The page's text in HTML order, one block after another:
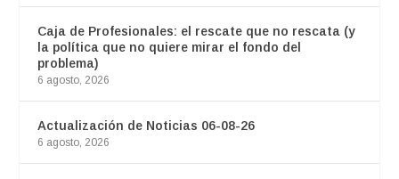
Caja de Profesionales: el rescate que no rescata (y
la política que no quiere mirar el fondo del
problema)
6 agosto, 2026
Actualización de Noticias 06-08-26
6 agosto, 2026